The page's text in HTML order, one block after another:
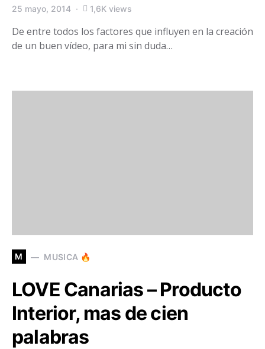
25 mayo, 2014 1,6K views
De entre todos los factores que influyen en la creación
de un buen vídeo, para mi sin duda…
M MUSICA 🔥
LOVE Canarias – Producto
Interior, mas de cien
palabras